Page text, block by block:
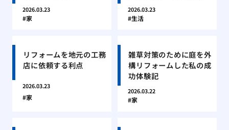
2026.03.23
家
2026.03.23
生活
リフォームを地元の工務
店に依頼する利点
2026.03.23
家
雑草対策のために庭を外
構リフォームした私の成
功体験記
2026.03.22
家